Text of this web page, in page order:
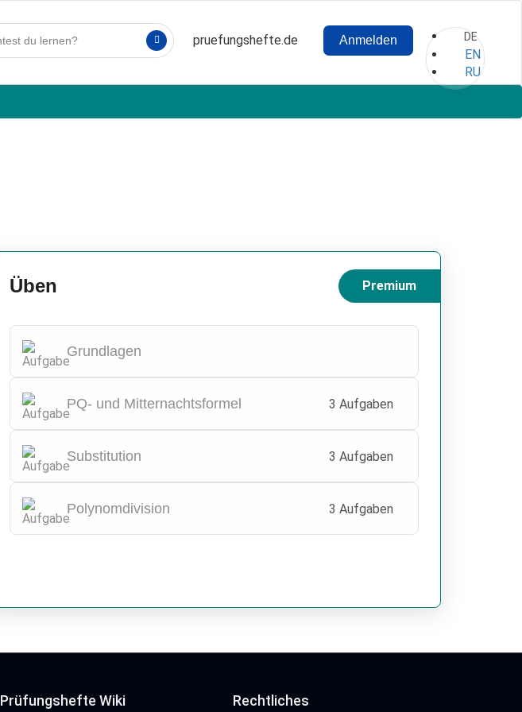
Hauptnavigation
pruefungshefte.de
Benutzermenü
Anmelden DE
EN
RU
Üben Premium
Grundlagen
PQ- und Mitternachtsformel 3 Aufgaben
Substitution 3 Aufgaben
Polynomdivision 3 Aufgaben
Prüfungshefte Wiki Rechtliches